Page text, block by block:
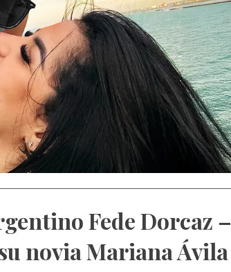
Fede Dorcaz –
novia Mariana Ávila